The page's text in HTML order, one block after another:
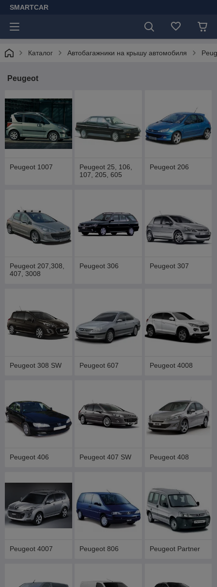
SMARTCAR
Каталог Автобагажники на крышу автомобиля
Peugeot
Peugeot 1007
Peugeot 25, 106,
107, 205, 605
Peugeot 206
Peugeot 207,308,
407, 3008
Peugeot 306 Peugeot 307
Peugeot 308 SW Peugeot 607 Peugeot 4008
Peugeot 406 Peugeot 407 SW Peugeot 408
Peugeot 4007 Peugeot 806 Peugeot Partner